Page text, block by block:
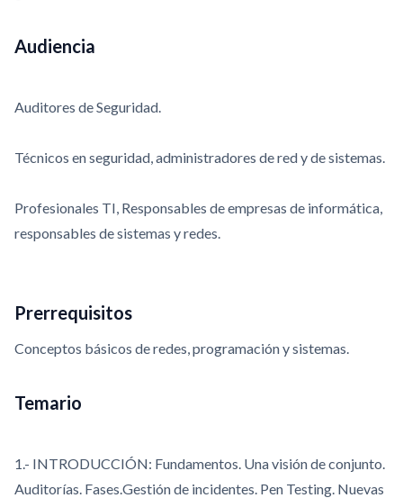
Audiencia
Auditores de Seguridad.
Técnicos en seguridad, administradores de red y de sistemas.
Profesionales TI, Responsables de empresas de informática,
responsables de sistemas y redes.
Prerrequisitos
Conceptos básicos de redes, programación y sistemas.
Temario
1.- INTRODUCCIÓN: Fundamentos. Una visión de conjunto.
Auditorías. Fases.Gestión de incidentes. Pen Testing. Nuevas